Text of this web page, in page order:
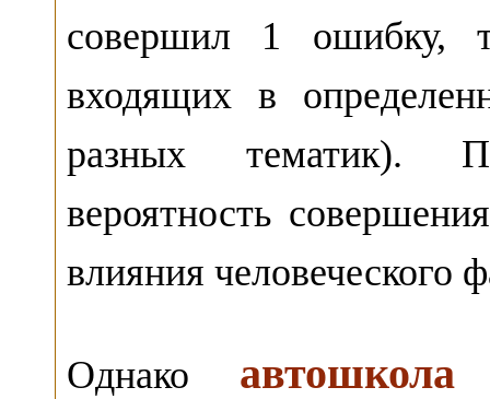
совершил 1 ошибку,
входящих в
разных тематик).
вероятность
влияния человеческого
Однако автошкола